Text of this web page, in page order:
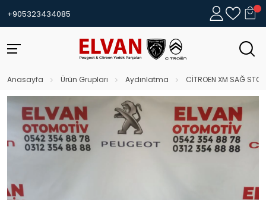
+905323434085
Anasayfa Ürün Grupları Aydınlatma CİTROEN XM SAĞ STOP